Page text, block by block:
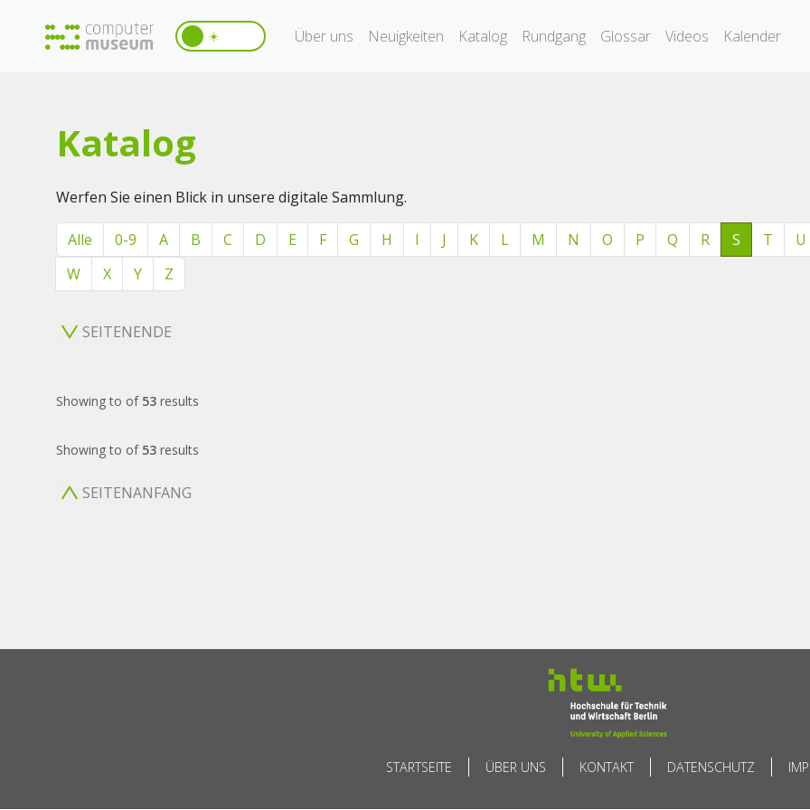
☀️ Über uns Neuigkeiten Katalog Rundgang Glossar Videos Kalender
Katalog
Werfen Sie einen Blick in unsere digitale Sammlung.
Alle 0-9 A B C D E F G H I J K L M N O P Q R S T U
W
X Y Z
SEITENENDE
Showingto of 53 results
Showingto of 53 results
SEITENANFANG
STARTSEITE ÜBER UNS KONTAKT DATENSCHUTZ